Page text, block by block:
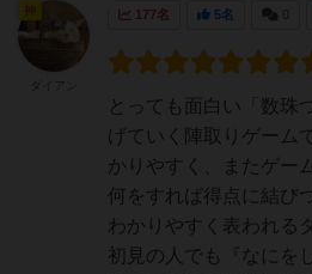
177名 5名
とっても面白い「数珠
げていく陣取りゲーム
かりやすく、またゲー
何をすれば得点に結び
わかりやすく表われる
初見の人でも『なにを